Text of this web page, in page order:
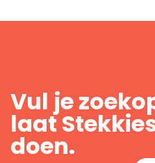
Vul je
laat
doen.